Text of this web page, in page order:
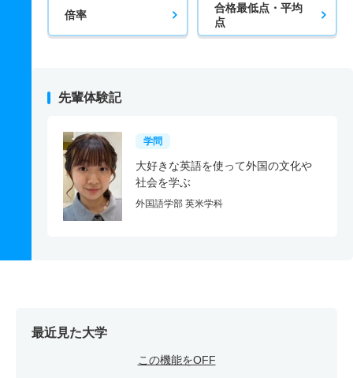
倍率
合格最低点・平均
点
先輩体験記
学問
大好きな英語を使って外国の文化や
社会を学ぶ
外国語学部 英米学科
最近見た大学
この機能をOFF